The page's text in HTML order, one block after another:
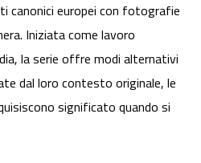
canonici europei con fotografie
Iniziata come lavoro
la serie offre modi alternativi
dal loro contesto originale, le
significato quando si